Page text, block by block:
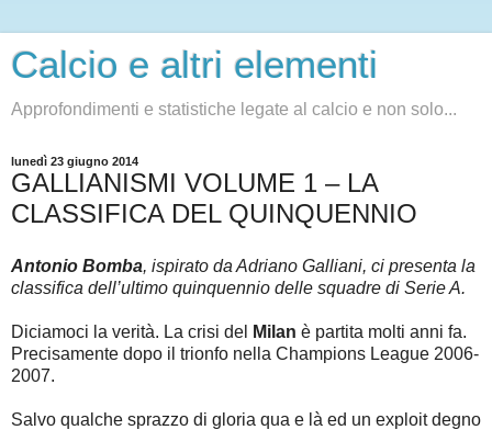
Calcio e altri elementi
Approfondimenti e statistiche legate al calcio e non solo...
lunedì 23 giugno 2014
GALLIANISMI VOLUME 1 – LA
CLASSIFICA DEL QUINQUENNIO
Antonio Bomba, ispirato da Adriano Galliani, ci presenta la
classifica dell’ultimo quinquennio delle squadre di Serie A.
Diciamoci la verità. La crisi del Milan è partita molti anni fa.
Precisamente dopo il trionfo nella Champions League 2006-
2007.
Salvo qualche sprazzo di gloria qua e là ed un exploit degno